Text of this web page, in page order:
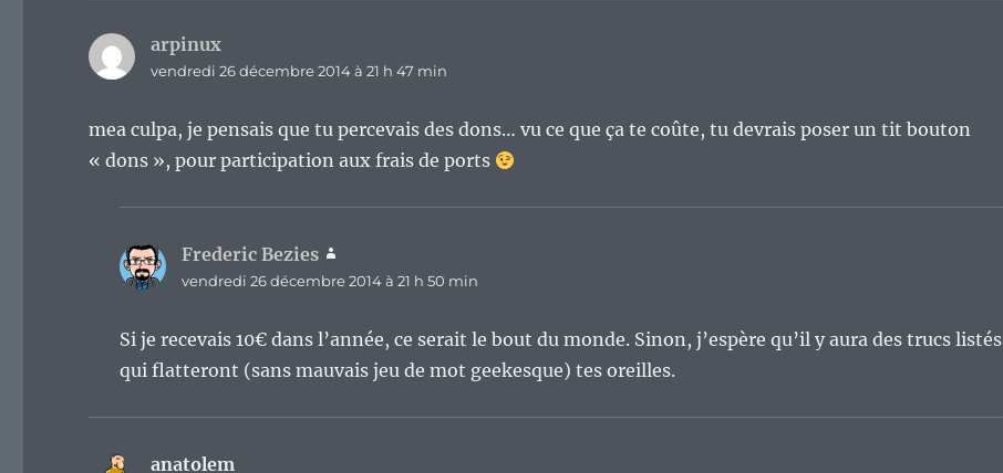
arpinux
vendredi 26 décembre 2014 à 21 h 47 min
mea culpa, je pensais que tu percevais des dons… vu ce que ça te coûte, tu devrais poser un tit bouton
« dons », pour participation aux frais de ports
Frederic Bezies
vendredi 26 décembre 2014 à 21 h 50 min
Si je recevais 10€ dans l’année, ce serait le bout du monde. Sinon, j’espère qu’il y aura des trucs listés
qui flatteront (sans mauvais jeu de mot geekesque) tes oreilles.
anatolem